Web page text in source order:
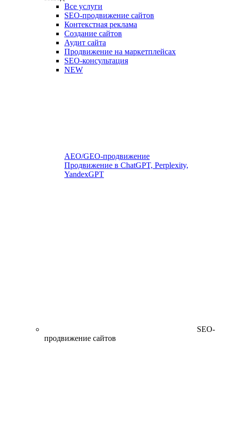
Все услуги
SEO-продвижение сайтов
Контекстная реклама
Создание сайтов
Аудит сайта
Продвижение на маркетплейсах
SEO-консультация
NEW
AEO/GEO-продвижение
Продвижение в ChatGPT, Perplexity,
YandexGPT
SEO-
продвижение сайтов